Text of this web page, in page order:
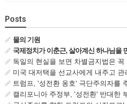
Posts
물의 기원
국제정치가 이춘근, 살아계신 하나님을
독일의 현실을 보면 차별금지법은 꼭
미국 대저택을 선교사에게 내주고 관리비만 집
트럼프, '성전환 옹호' 극단주의자를 주요 위협으로
캘리포니아 주정부, '성전환' 반대한 부모에게